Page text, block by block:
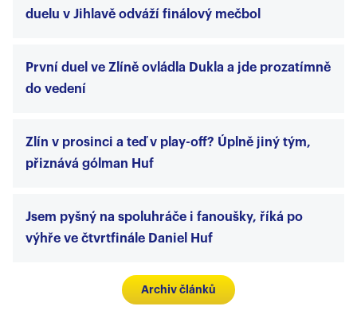
duelu v Jihlavě odváží finálový mečbol
První duel ve Zlíně ovládla Dukla a jde prozatímně
do vedení
Zlín v prosinci a teď v play-off? Úplně jiný tým,
přiznává gólman Huf
Jsem pyšný na spoluhráče i fanoušky, říká po
výhře ve čtvrtfinále Daniel Huf
Archiv článků